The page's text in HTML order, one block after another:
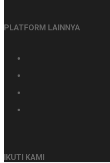
PLATFORM LAINNYA
IKUTI KAMI